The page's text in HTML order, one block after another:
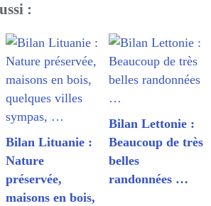
:
Bilan Lituanie :
Nature
préservée,
maisons en bois,
Bilan Lettonie :
Beaucoup de très
belles
randonnées …